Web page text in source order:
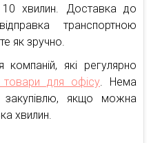
хвилин. Доставка до
транспортною
як зручно.
які регулярно
товари для офісу. Нема
закупівлю, якщо можна
хвилин.